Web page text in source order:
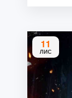
11
ЛИС